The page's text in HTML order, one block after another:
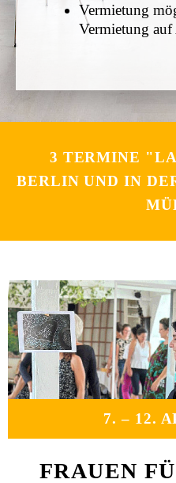
Vermietung
Vermietung auf
3 TERMINE
BERLIN UND IN
7. – 12.
FRAUEN